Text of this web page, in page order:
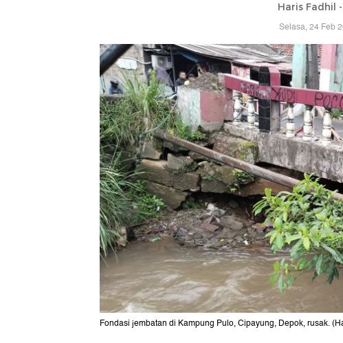
Haris Fadhil -
Selasa, 24 Feb
Fondasi jembatan di Kampung Pulo, Cipayung, Depok, rusak.